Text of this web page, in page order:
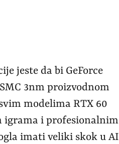
jeste da bi GeForce
3nm proizvodnom
modelima RTX 60
igrama i profesionalnim
imati veliki skok u AI